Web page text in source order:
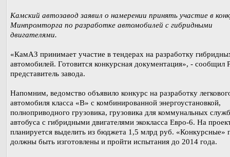
Камский автозавод заявил о намерении принять участие в
Минпромторга по разработке автомобилей с гибридными
двигателями.
«КамАЗ принимает участие в тендерах на разработку
автомобилей. Готовится конкурсная документация», - сообщил
представитель завода.
Напомним, ведомство объявило конкурс на разработку
автомобиля класса «В» с комбинированной энергоустановкой,
полноприводного грузовика, грузовика для коммунальных
автобуса с гибридными двигателями экокласса Евро-6. На
планируется выделить из бюджета 1,5 млрд руб. «Конкурсные»
должны быть изготовлены и пройти испытания до 2014 года.